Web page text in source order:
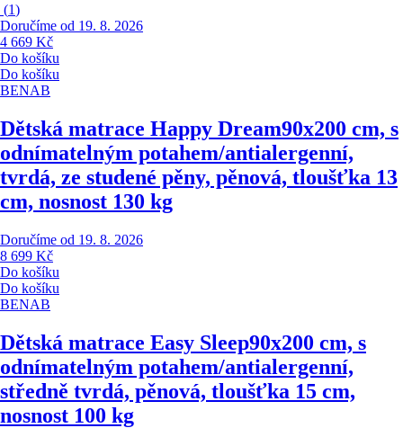
(1)
Doručíme od 19. 8. 2026
4 669 Kč
Do košíku
Do košíku
BENAB
Dětská matrace Happy Dream90x200 cm, s
odnímatelným potahem/antialergenní,
tvrdá, ze studené pěny, pěnová, tloušťka 13
cm, nosnost 130 kg
Doručíme od 19. 8. 2026
8 699 Kč
Do košíku
Do košíku
BENAB
Dětská matrace Easy Sleep90x200 cm, s
odnímatelným potahem/antialergenní,
středně tvrdá, pěnová, tloušťka 15 cm,
nosnost 100 kg